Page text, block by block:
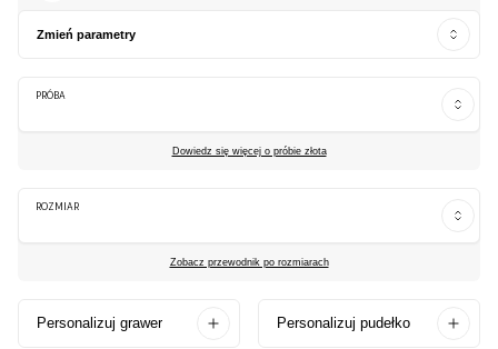
Zmień parametry
PRÓBA
Dowiedz się więcej o próbie złota
ROZMIAR
Zobacz przewodnik po rozmiarach
Personalizuj grawer Personalizuj pudełko